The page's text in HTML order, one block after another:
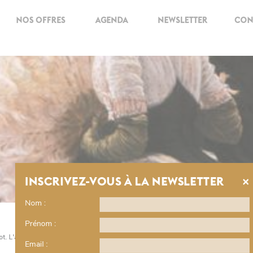
NOS OFFRES AGENDA NEWSLETTER
L'ambigu
JAMES TISSOT. L'AMBIGU
INSCRIVEZ-VOUS À LA NEWSLETTER ×
Nom :
Prénom :
Email :